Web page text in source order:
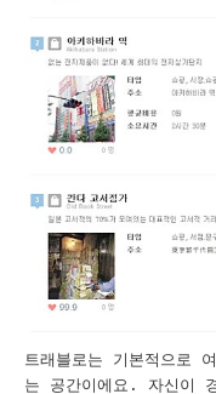
트래블로는 기본적으
는 공간이에요. 자신이